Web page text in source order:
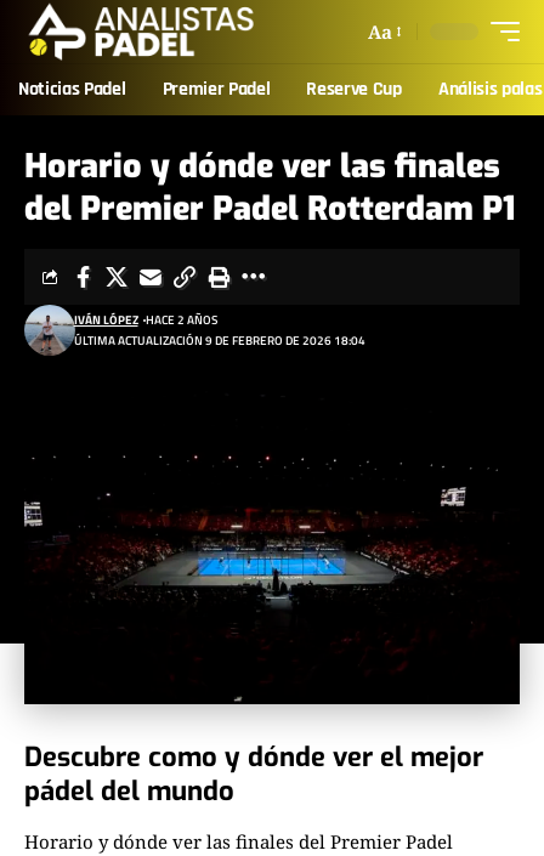
Aa
Noticias Padel Premier Padel Reserve Cup Análisis palas
Horario y dónde ver las finales
del Premier Padel Rotterdam P1
ÚLTIMA ACTUALIZACIÓN 9 DE FEBRERO DE 2026 18:04
IVÁN LÓPEZ HACE 2 AÑOS
Descubre como y dónde ver el mejor
pádel del mundo
Horario y dónde ver las finales del Premier Padel